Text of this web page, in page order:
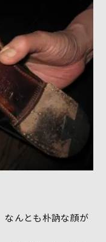
なんとも朴訥な顔が